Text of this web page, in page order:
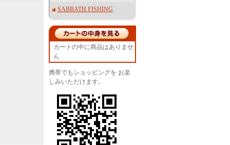
SABBATH FISHING
カートの中に商品はありませ
ん
携帯でもショッピングを お楽
しみいただけます。